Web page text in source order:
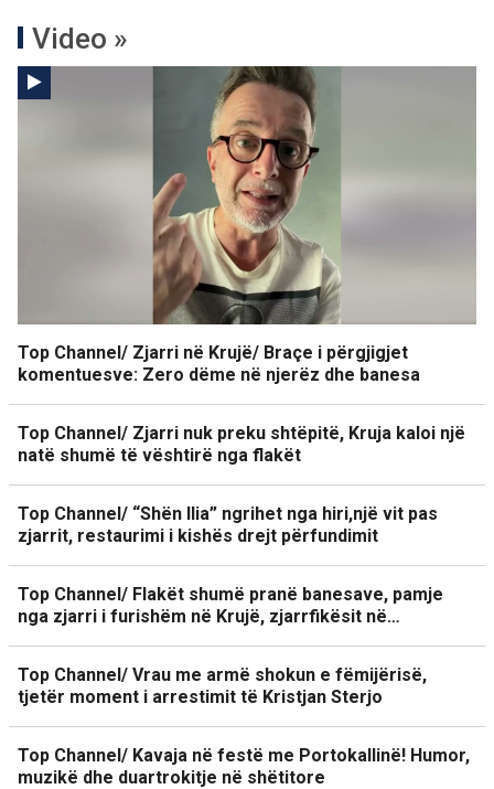
Video »
Top Channel/ Zjarri në Krujë/ Braçe i përgjigjet
komentuesve: Zero dëme në njerëz dhe banesa
Top Channel/ Zjarri nuk preku shtëpitë, Kruja kaloi një
natë shumë të vështirë nga flakët
Top Channel/ “Shën Ilia” ngrihet nga hiri,një vit pas
zjarrit, restaurimi i kishës drejt përfundimit
Top Channel/ Flakët shumë pranë banesave, pamje
nga zjarri i furishëm në Krujë, zjarrfikësit në…
Top Channel/ Vrau me armë shokun e fëmijërisë,
tjetër moment i arrestimit të Kristjan Sterjo
Top Channel/ Kavaja në festë me Portokallinë! Humor,
muzikë dhe duartrokitje në shëtitore